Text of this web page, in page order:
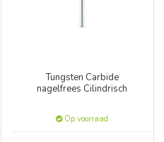
Tungsten Carbide
nagelfrees Cilindrisch
Op voorraad